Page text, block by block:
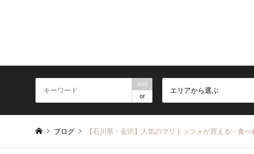
and
or
エリアから選ぶ
ブログ 【石川県・金沢】人気のマリトッツォが買える・食